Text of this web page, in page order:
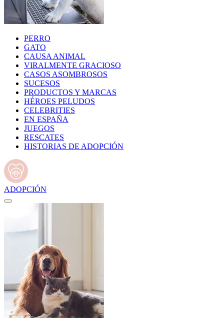
PERRO
GATO
CAUSA ANIMAL
VIRALMENTE GRACIOSO
CASOS ASOMBROSOS
SUCESOS
PRODUCTOS Y MARCAS
HÉROES PELUDOS
CELEBRITIES
EN ESPAÑA
JUEGOS
RESCATES
HISTORIAS DE ADOPCIÓN
ADOPCIÓN